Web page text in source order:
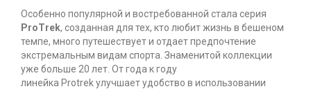
Особенно популярной и востребованной стала серия
ProTrek, созданная для тех, кто любит жизнь в бешеном
темпе, много путешествует и отдает предпочтение
экстремальным видам спорта. Знаменитой коллекции
уже больше 20 лет. От года к году
линейка Protrekулучшает удобство в использовании